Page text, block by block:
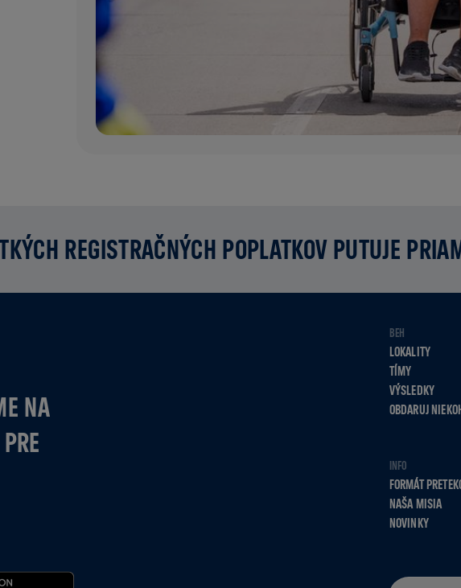
REGISTRAČNÝCH POPLATKOV PUTUJE
NA
BEH
LOKALITY
TÍMY
VÝSLEDKY
OBDARUJ
INFO
FORMÁT
NAŠA MISIA
NOVINKY